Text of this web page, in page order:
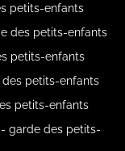
petits-enfants
des petits-enfants
petits-enfants
des petits-enfants
petits-enfants
garde des petits-